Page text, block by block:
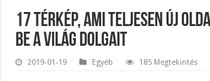
17 térkép, ami teljesen új
be a világ dolgait
2019-01-19 Egyéb 185 Megtekintés